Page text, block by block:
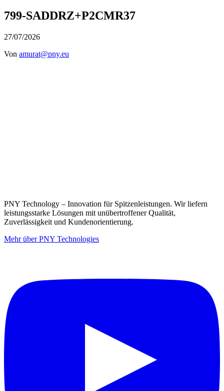
799-SADDRZ+P2CMR37
27/07/2026
Von amurat@pny.eu
PNY Technology – Innovation für Spitzenleistungen. Wir liefern
leistungsstarke Lösungen mit unübertroffener Qualität,
Zuverlässigkeit und Kundenorientierung.
Mehr über PNY Technologies